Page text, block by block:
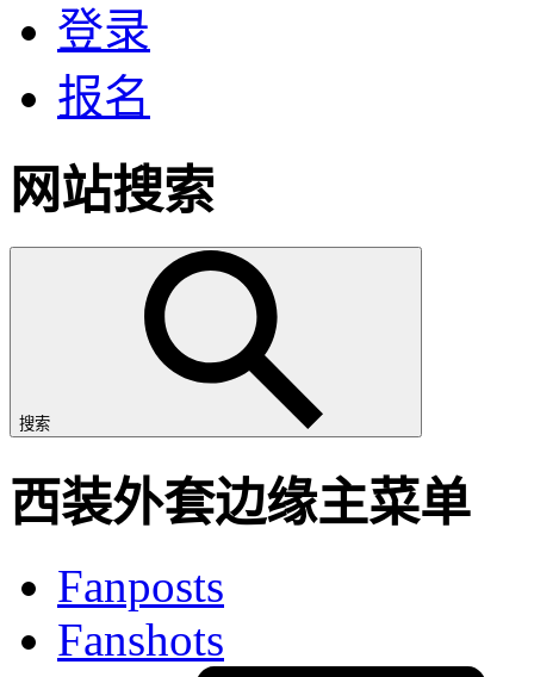
登录
报名
网站搜索
搜索
西装外套边缘主菜单
Fanposts
Fanshots